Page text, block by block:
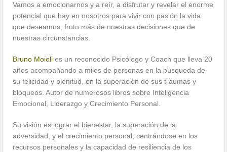
Vamos a emocionarnos y a reír, a disfrutar y revelar el enorme
potencial que hay en nosotros para vivir con pasión la vida
que deseamos, fruto más de nuestras decisiones que de
nuestras circunstancias.
Bruno Moioli es un reconocido Psicólogo y Coach que lleva 20
años acompañando a miles de personas en la búsqueda de
su felicidad y plenitud, en la superación de sus traumas y
bloqueos. Autor de numerosos libros sobre Inteligencia
Emocional, Liderazgo y Crecimiento Personal.
Su visión es lograr el bienestar, la superación de la
adversidad, y el crecimiento personal, centrándose en los
recursos personales y la capacidad de resiliencia de los